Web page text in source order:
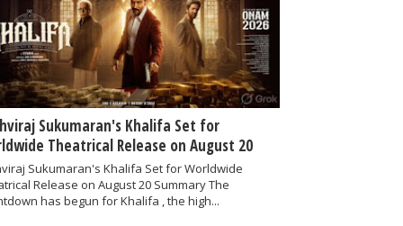
Sukumaran's Khalifa Set for
Theatrical Release on August 20
Sukumaran's Khalifa Set for Worldwide
Release on August 20 Summary The
has begun for Khalifa , the high...